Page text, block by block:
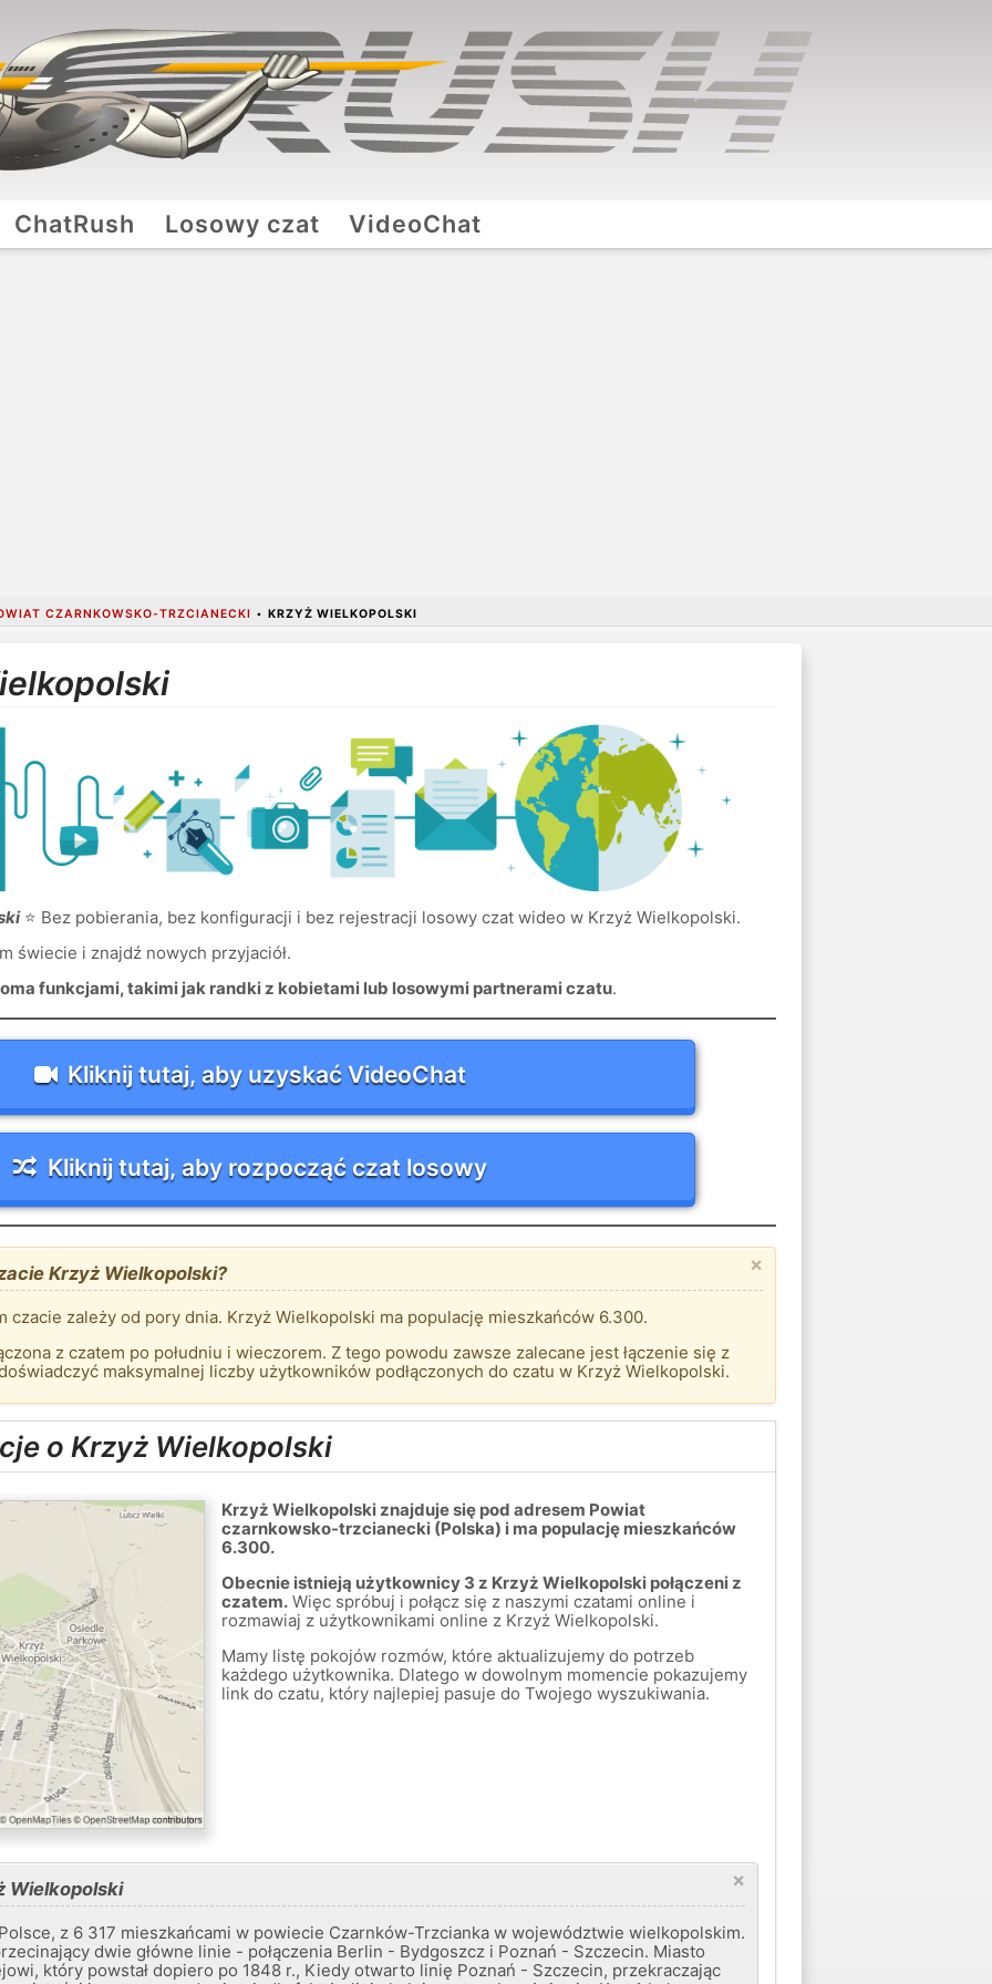
ChatRush Losowy czat VideoChat
CZARNKOWSKO-TRZCIANECKI • KRZYŻ WIELKOPOLSKI
⭐ Bez pobierania, bez konfiguracji i bez rejestracji losowy czat wideo w Krzyż Wielkopolski.
świecie i znajdź nowych przyjaciół.
funkcjami, takimi jak randki z kobietami lub losowymi partnerami czatu.
Kliknij tutaj, aby uzyskać VideoChat
Kliknij tutaj, aby rozpocząć czat losowy
×
Krzyż Wielkopolski?
czacie zależy od pory dnia. Krzyż Wielkopolski ma populację mieszkańców 6.300.
z czatem po południu i wieczorem. Z tego powodu zawsze zalecane jest łączenie się z
maksymalnej liczby użytkowników podłączonych do czatu w Krzyż Wielkopolski.
o Krzyż Wielkopolski
Krzyż Wielkopolski znajduje się pod adresem Powiat
czarnkowsko-trzcianecki (Polska) i ma populację mieszkańców
6.300.
Obecnie istnieją użytkownicy 3 z Krzyż Wielkopolski połączeni z
czatem.Więc spróbuj i połącz się z naszymi czatami online i
rozmawiaj z użytkownikami online z Krzyż Wielkopolski.
Mamy listę pokojów rozmów, które aktualizujemy do potrzeb
każdego użytkownika. Dlatego w dowolnym momencie pokazujemy
link do czatu, który najlepiej pasuje do Twojego wyszukiwania.
×
Wielkopolski
z 6 317 mieszkańcami w powiecie Czarnków-Trzcianka w województwie wielkopolskim.
dwie główne linie - połączenia Berlin - Bydgoszcz i Poznań - Szczecin. Miasto
który powstał dopiero po 1848 r., Kiedy otwarto linię Poznań - Szczecin, przekraczając